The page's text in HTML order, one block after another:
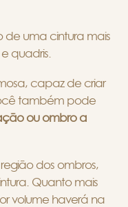
de uma cintura mais
quadris.
capaz de criar
também pode
ou ombro a
dos ombros,
Quanto mais
volume haverá na